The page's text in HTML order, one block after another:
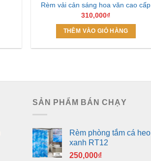
Rèm vải cản sáng hoa văn cao cấp
310,000₫
THÊM VÀO GIỎ HÀNG
SẢN PHẨM BÁN CHẠY
Rèm phòng tắm cá heo
xanh RT12
250,000₫